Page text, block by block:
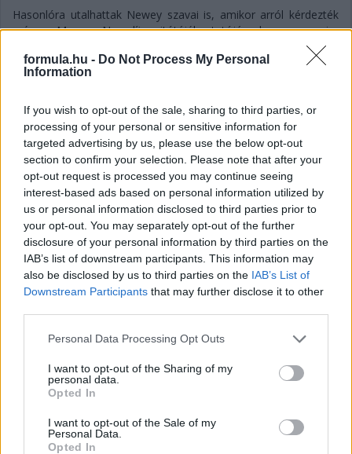
formula.hu - Do Not Process My Personal
Information
If you wish to opt-out of the sale, sharing to third parties, or
processing of your personal or sensitive information for
targeted advertising by us, please use the below opt-out
section to confirm your selection. Please note that after your
opt-out request is processed you may continue seeing
interest-based ads based on personal information utilized by
us or personal information disclosed to third parties prior to
your opt-out. You may separately opt-out of the further
disclosure of your personal information by third parties on the
IAB’s list of downstream participants. This information may
also be disclosed by us to third parties on the IAB’s List of
Downstream Participants that may further disclose it to other
Please note that this website/app uses one or more Google
not limited to your visit or usage behaviour. You may click to
grant or deny consent to Google and its third-party tags to
use your data for below specified purposes in below Google
consent section.
Personal Data Processing Opt Outs
I want to opt-out of the Sharing of my
personal data.
Opted In
I want to opt-out of the Sale of my
Personal Data.
Opted In
Hasonlóra utalhattak Newey szavai is, amikor arról kérdezték
még a Magyar Nagydíj sajtótájékoztatóján, hogy mennyire
fontos számukra, hogy megtartsák Alonsót, és szerintük
sikerülni fog-e ez az istálló gyenge szereplése fényében is:
képességeivel. Úgyhogy természetesen fontos számunkra.
Meglehetősen biztos vagyok benne, hogy Fernando élvezi a
velünk töltött idejét, és hogy folytatni fogjuk a kapcsolatunkat”
– fogalmazott a csapatfőnök és technikai szakvezető.
Balogh Tamás